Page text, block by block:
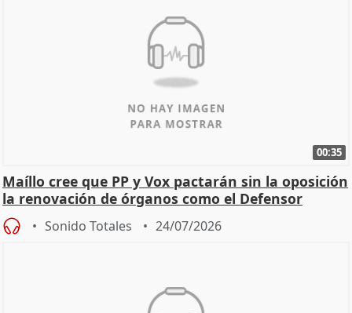
00:35
Maíllo cree que PP y Vox pactarán sin la oposición
la renovación de órganos como el Defensor
Sonido Totales 24/07/2026